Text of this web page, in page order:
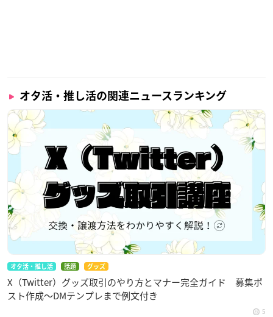
オタ活・推し活の関連ニュースランキング
オタ活・推し活 話題 グッズ
X（Twitter）グッズ取引のやり方とマナー完全ガイド 募集ポ
スト作成〜DMテンプレまで例文付き
5